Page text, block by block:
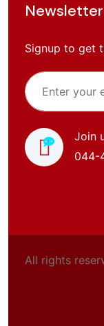
Newsletter
Signup to get
Join
044-
All rights